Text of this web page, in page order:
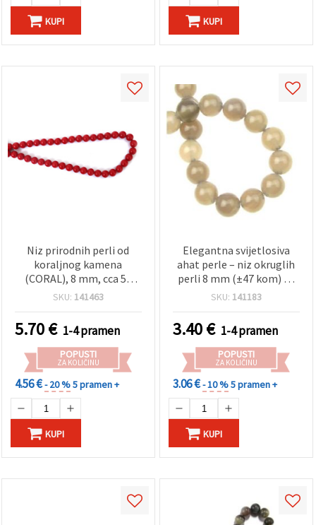
KUPI KUPI
Niz prirodnih perli od
koraljnog kamena
(CORAL), 8 mm, cca 50
komada – perlice za
SKU: 141463
5.70€ 1-4 pramen
POPUSTI
ZA KOLIČINU
4.56 €- 20 %5 pramen +
KUPI
Elegantna svijetlosiva
ahat perle – niz okruglih
perli 8 mm (±47 kom) za
izradu sofisticiranog
SKU: 141183
3.40€ 1-4 pramen
POPUSTI
ZA KOLIČINU
3.06 €- 10 %5 pramen +
KUPI